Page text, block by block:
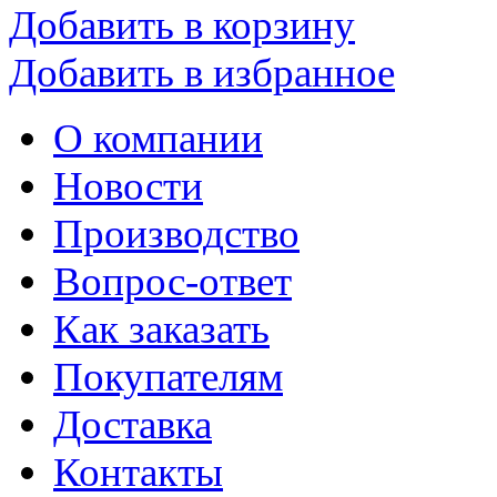
Добавить в корзину
Добавить в избранное
О компании
Новости
Производство
Вопрос-ответ
Как заказать
Покупателям
Доставка
Контакты